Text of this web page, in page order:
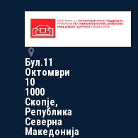
Бул.11
Октомври
10
1000
Скопје,
Република
Северна
Македонија